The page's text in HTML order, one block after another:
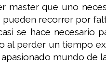
master que uno
recorrer por
se hace necesario
al perder un tiempo
mundo de